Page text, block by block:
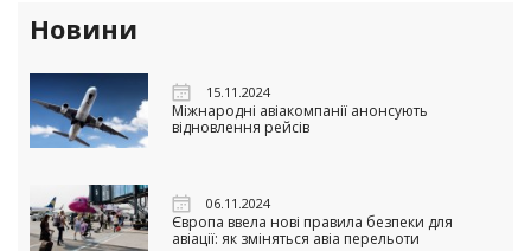
Новини
15.11.2024
Міжнародні авіакомпанії анонсують
відновлення рейсів
06.11.2024
Європа ввела нові правила безпеки для
авіації: як зміняться авіа перельоти